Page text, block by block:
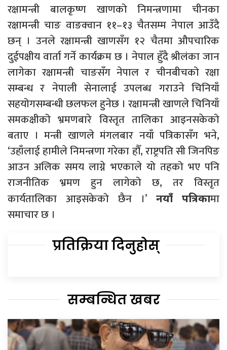
रक्षामन्त्री बालकृष्ण खाणको निमन्त्रणामा चीनका
रक्षामन्त्री चाङ वाङक्वान ११–१३ चैतसम्म नेपाल आउँदै
छन् । उनले रक्षामन्त्री खाणसँग १२ चैतमा औपचारिक
दुईपक्षीय वार्ता गर्ने कार्यक्रम छ । नेपाल हुँदै श्रीलंका जान
लागेका रक्षामन्त्री चाङसँग नेपाल र चीनबीचको रक्षा
सम्बन्ध र नेपाली सेनालाई उपलब्ध गराउने चिनियाँ
सहयोगसम्बन्धी छलफल हुनेछ । रक्षामन्त्री खाणले चिनियाँ
समकक्षीको भ्रमणबारे विस्तृत तालिका आइनसकेको
बताए । मन्त्री खाणले मंगलबार नयाँ पत्रिकासँग भने,
‘उहाँलाई हामीले निमन्त्रणा गरेका हौँ, राष्ट्रपति सी जिनपिङ
आउन अलिक समय लाग्ने भएकाले यो तहको भए पनि
राजनीतिक भ्रमण हुन लागेको छ, तर विस्तृत
कार्यतालिका आइसकेको छैन ।’
नयाँ पत्रिकामा
समाचार छ ।
प्रतिक्रिया दिनुहोस्
सम्बन्धित खबर